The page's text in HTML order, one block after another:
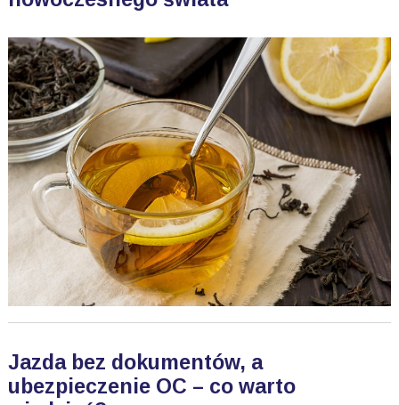
Jazda bez dokumentów, a
ubezpieczenie OC – co warto